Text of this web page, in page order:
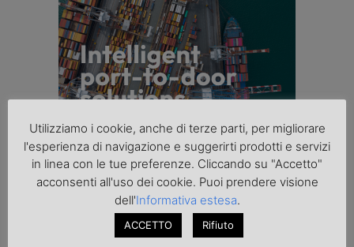
Utilizziamo i cookie, anche di terze parti, per migliorare
l'esperienza di navigazione e suggerirti prodotti e servizi
in linea con le tue preferenze. Cliccando su "Accetto"
acconsenti all'uso dei cookie. Puoi prendere visione
dell'Informativa estesa.
ACCETTO Rifiuto